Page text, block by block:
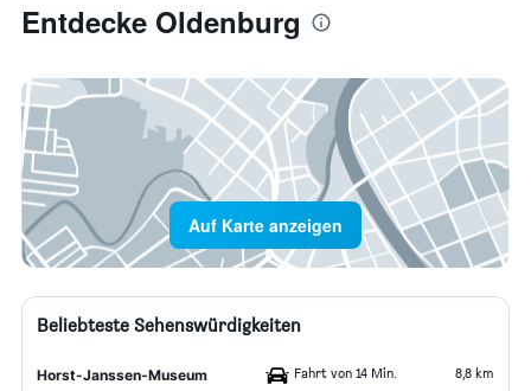
Entdecke Oldenburg
Auf Karte anzeigen
Beliebteste Sehenswürdigkeiten
Horst-Janssen-Museum Fahrt von 14 Min. 8,8 km